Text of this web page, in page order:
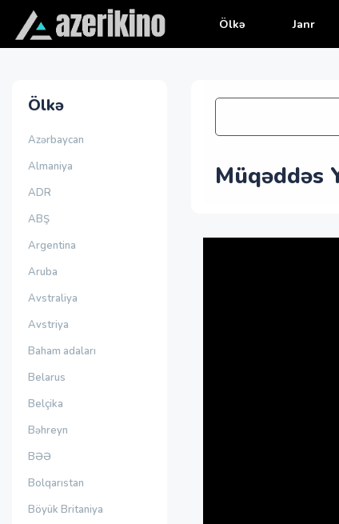
Ölkə Janr
Ölkə
Azərbaycan
Almaniya
ADR
ABŞ
Argentina
Aruba
Avstraliya
Avstriya
Baham adaları
Belarus
Belçika
Bəhreyn
BƏƏ
Bolqarıstan
Böyük Britaniya
Müqəddəs